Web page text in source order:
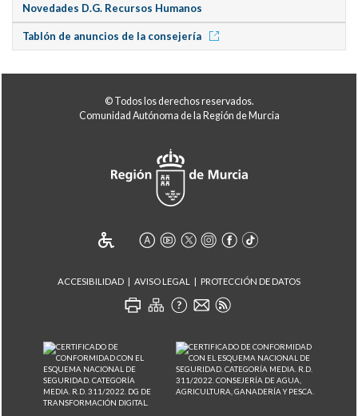
Novedades D.G. Recursos Humanos
Tablón de anuncios de la consejería
© Todos los derechos reservados.
Comunidad Autónoma de la Región de Murcia
ACCESIBILIDAD AVISO LEGAL PROTECCIÓN DE DATOS